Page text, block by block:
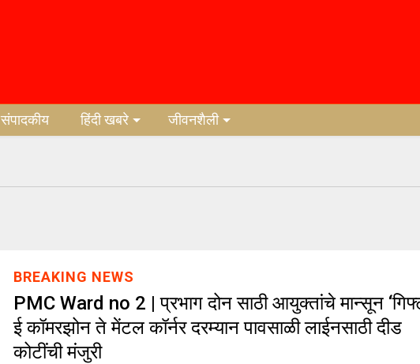
संपादकीय हिंदी खबरे जीवनशैली
BREAKING NEWS
PMC Ward no 2 | प्रभाग दोन साठी आयुक्तांचे मान्सून
ई कॉमरझोन ते मेंटल कॉर्नर दरम्यान पावसाळी लाईनसाठी दीड
कोटींची मंजुरी